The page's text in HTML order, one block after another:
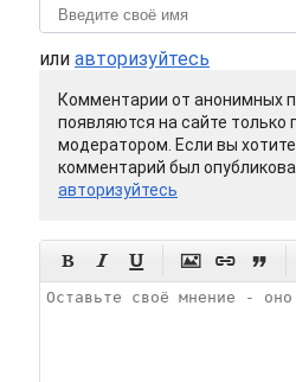
или авторизуйтесь
Комментарии от анонимных
появляются на сайте только
модератором. Если вы
комментарий был
авторизуйтесь
     